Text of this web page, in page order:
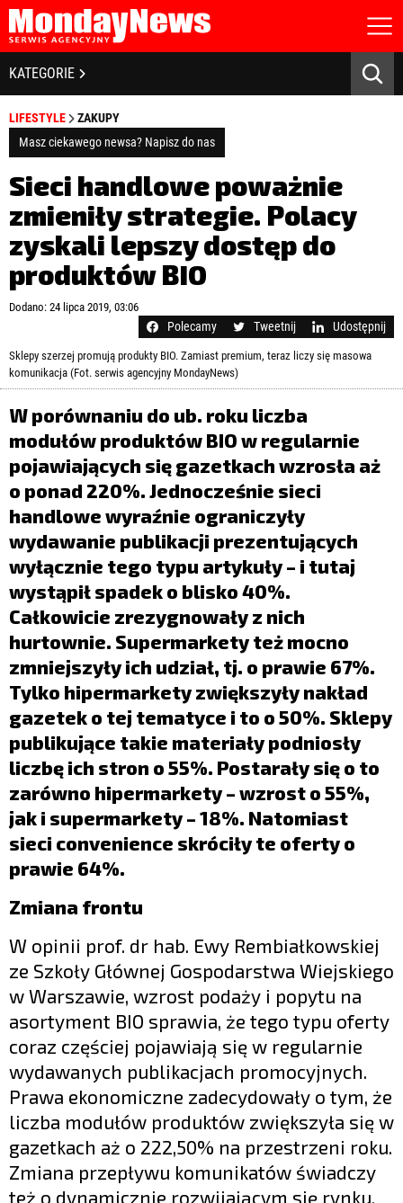
STRONA GŁÓWNA
O NAS
POLITYKA PRYWATNOŚCI
REGULAMIN
LICENCJA
REJESTRACJA
KONTAKT
Zapamiętaj mnie
Kliknij tutaj
KATEGORIE
BIZNES I GOSPODARKA
BANKOWOŚĆ I FINANSE
NOWE TECHNOLOGIE
SPOŁECZEŃSTWO
EDUKACJA
MEDIA
ZDROWIE I URODA
KULTURA
LIFESTYLE
OPINIE I KOMENTARZE
LIFESTYLE
ZAKUPY
Masz ciekawego newsa? Napisz do nas
Sieci handlowe poważnie
zmieniły strategie. Polacy
zyskali lepszy dostęp do
produktów BIO
Dodano: 24 lipca 2019, 03:06
Polecamy Tweetnij Udostępnij
Sklepy szerzej promują produkty BIO. Zamiast premium, teraz liczy się masowa
komunikacja (Fot. serwis agencyjny MondayNews)
W porównaniu do ub. roku liczba
modułów produktów BIO w regularnie
pojawiających się gazetkach wzrosła aż
o ponad 220%. Jednocześnie sieci
handlowe wyraźnie ograniczyły
wydawanie publikacji prezentujących
wyłącznie tego typu artykuły – i tutaj
wystąpił spadek o blisko 40%.
Całkowicie zrezygnowały z nich
hurtownie. Supermarkety też mocno
zmniejszyły ich udział, tj. o prawie 67%.
Tylko hipermarkety zwiększyły nakład
gazetek o tej tematyce i to o 50%. Sklepy
publikujące takie materiały podniosły
liczbę ich stron o 55%. Postarały się o to
zarówno hipermarkety – wzrost o 55%,
jak i supermarkety – 18%. Natomiast
sieci convenience skróciły te oferty o
prawie 64%.
Zmiana frontu
W opinii prof. dr hab. Ewy Rembiałkowskiej
ze Szkoły Głównej Gospodarstwa Wiejskiego
w Warszawie, wzrost podaży i popytu na
asortyment BIO sprawia, że tego typu oferty
coraz częściej pojawiają się w regularnie
wydawanych publikacjach promocyjnych.
Prawa ekonomiczne zadecydowały o tym, że
liczba modułów produktów zwiększyła się w
gazetkach aż o 222,50% na przestrzeni roku.
Zmiana przepływu komunikatów świadczy
też o dynamicznie rozwijającym się rynku.